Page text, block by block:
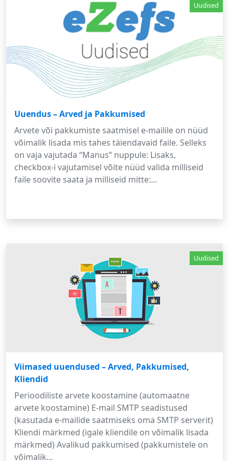
Uuendus – Arved ja Pakkumised
Uudised
Arvete või pakkumiste saatmisel e-mailile on nüüd
võimalik lisada mis tahes täiendavaid faile. Selleks
on vaja vajutada “Manus” nuppule: Lisaks,
checkbox-i vajutamisel võite nüüd valida milliseid
faile soovite saata ja milliseid mitte:...
Viimased uuendused – Arved, Pakkumised,
Kliendid
Uudised
Perioodiliste arvete koostamine (automaatne
arvete koostamine) E-mail SMTP seadistused
(kasutada e-mailide saatmiseks oma SMTP serverit)
Kliendi märkmed (igale kliendile on võimalik lisada
märkmed) Avalikud pakkumised (pakkumistele on
võimalik...